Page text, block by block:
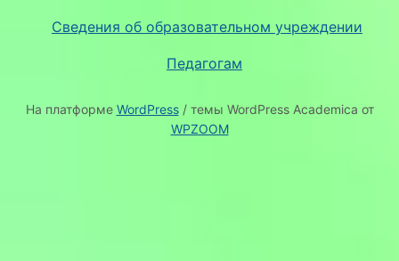
Сведения об образовательном учреждении
Педагогам
На платформе WordPress/ темы WordPress Academica от
WPZOOM